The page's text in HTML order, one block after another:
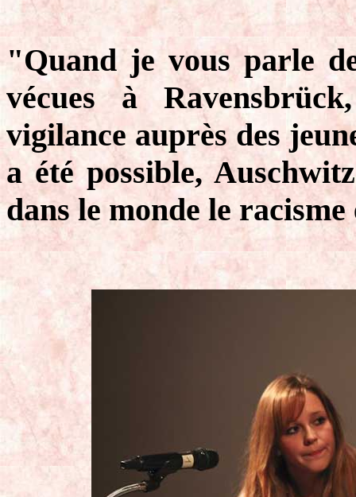
"Quand je vous parle
vécues à
vigilance auprès des
a été possible,
dans le monde le